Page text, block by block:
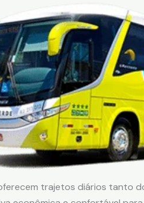
trajetos diários tanto